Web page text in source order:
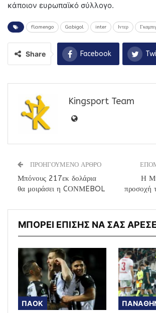
κάποιον ευρωπαϊκό σύλλογο.
flamengo Gabigol inter Iντερ
Share Facebook
Kingsport Team
ΠΡΟΗΓΟΥΜΕΝΟ ΑΡΘΡΟ
Μπόνους 217εκ δολάρια
θα μοιράσει η CΟΝΜEBOL
Η
προσοχή
ΜΠΟΡΕΙ ΕΠΙΣΗΣ ΝΑ ΣΑΣ
ΠΑΟΚ